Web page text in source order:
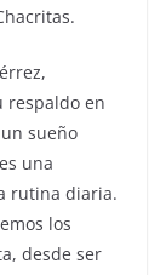
respaldo en
sueño
una
rutina diaria.
los
desde ser